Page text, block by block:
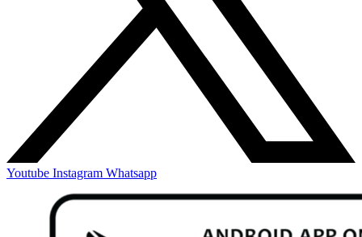
Youtube Instagram Whatsapp